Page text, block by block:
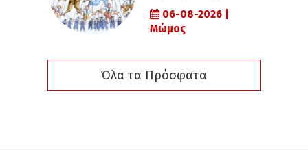
06-08-2026 |
Μώμος
Όλα τα Πρόσφατα